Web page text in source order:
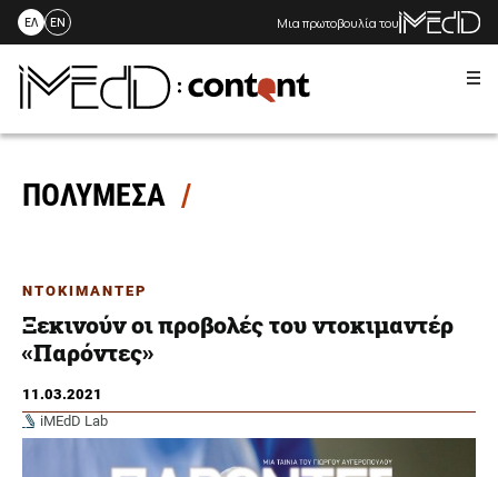
Skip
content
ΕΛ EN Μια πρωτοβουλία του
ΠΟΛΥΜΕΣΑ
ΝΤΟΚΙΜΑΝΤΕΡ
Ξεκινούν οι προβολές του ντοκιμαντέρ
«Παρόντες»
11.03.2021
iMEdD Lab